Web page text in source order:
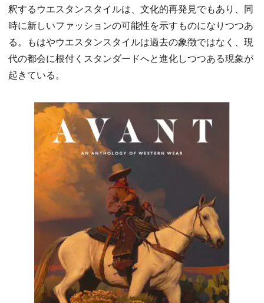
釈するウエスタンスタイルは、文化的再発見でもあり、同
時に新しいファッションの可能性を示すものになりつつあ
る。もはやウエスタンスタイルは過去の象徴ではなく、現
代の都会に根付くスタンダードへと進化しつつある現象が
起きている。